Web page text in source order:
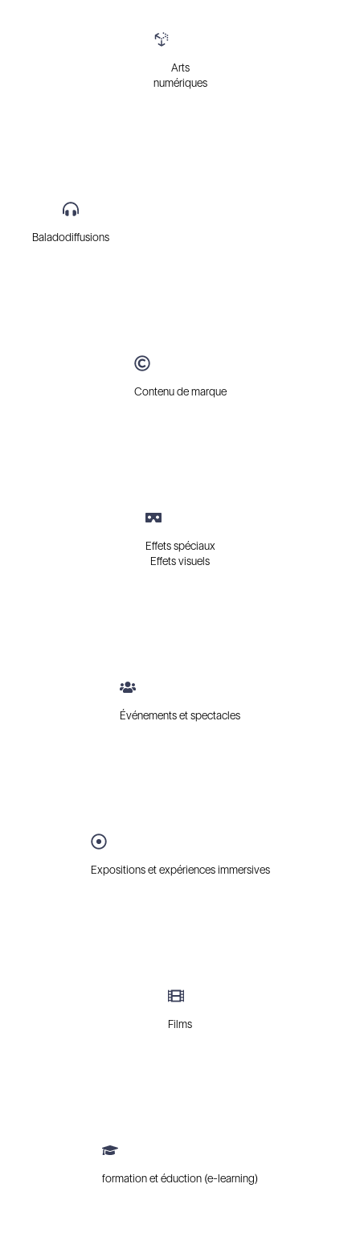
Arts
numériques
Baladodiffusions
Contenu de marque
Effets spéciaux
Effets visuels
Événements et spectacles
Expositions et expériences immersives
Films
formation et éduction (e-learning)